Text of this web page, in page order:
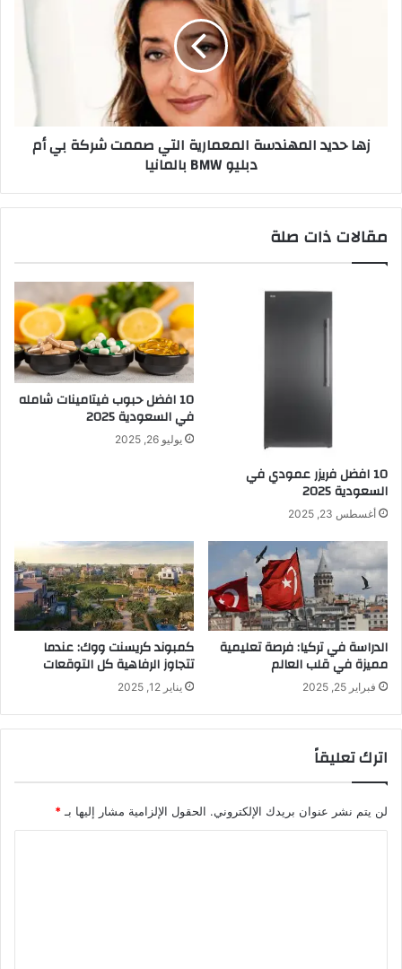
زها حديد المهندسة المعمارية التي صممت شركة بي أم
دبليو BMW بالمانيا
مقالات ذات صلة
10 افضل فريزر عمودي​ في
السعودية​ 2025
أغسطس 23, 2025
10 افضل حبوب فيتامينات شامله​
في السعودية 2025
يوليو 26, 2025
الدراسة في تركيا: فرصة تعليمية
مميزة في قلب العالم
فبراير 25, 2025
كمبوند كريسنت ووك: عندما
تتجاوز الرفاهية كل التوقعات
يناير 12, 2025
اترك تعليقاً
لن يتم نشر عنوان بريدك الإلكتروني. الحقول الإلزامية مشار إليها بـ *